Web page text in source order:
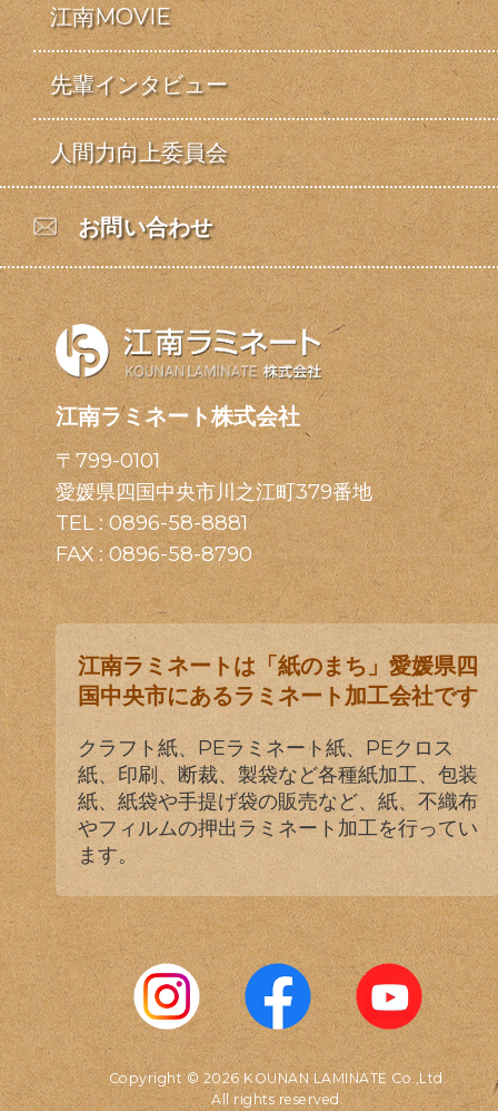
江南MOVIE
先輩インタビュー
人間力向上委員会
お問い合わせ
江南ラミネート株式会社
〒799-0101
愛媛県四国中央市川之江町379番地
TEL :0896-58-8881
FAX : 0896-58-8790
江南ラミネートは「紙のまち」愛媛県四
国中央市にあるラミネート加工会社です
クラフト紙、PEラミネート紙、PEクロス
紙、印刷、断裁、製袋など各種紙加工、包装
紙、紙袋や手提げ袋の販売など、紙、不織布
やフィルムの押出ラミネート加工を行ってい
ます。
Copyright © 2026 KOUNAN LAMINATE Co.,Ltd.
All rights reserved.